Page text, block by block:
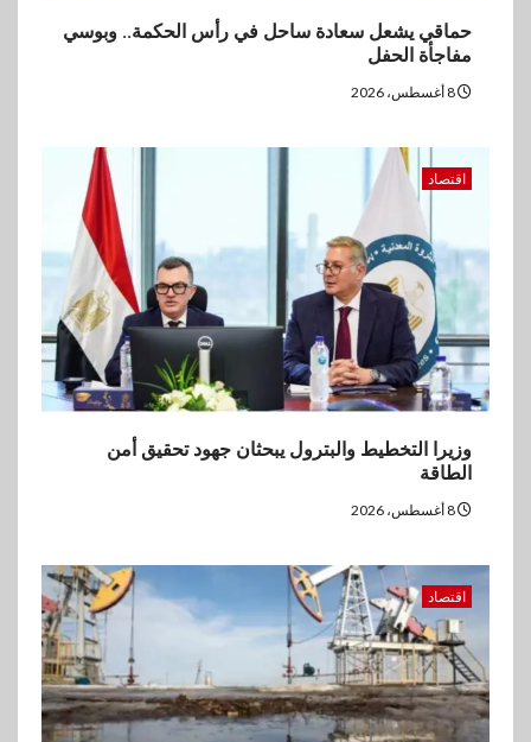
البنك الزراعي يكرم موظفيه
المتميزين بعد تحقيق نتائج قياسية
إنتيسا سان باولو تحقق 5.6 مليار
يورو صافي ربح في النصف الأول
2026
حماقي يشعل سعادة ساحل في رأس الحكمة.. وبوسي
مفاجأة الحفل
اقتصاد
وزيرا التخطيط والبترول يبحثان جهود تحقيق أمن
الطاقة
اقتصاد